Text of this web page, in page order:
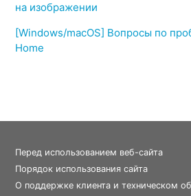
на изображении
[Windows/macOS] Вопросы по
Home
Перед использованием веб-сайта
Порядок использования сайта
О поддержке клиента и техническом